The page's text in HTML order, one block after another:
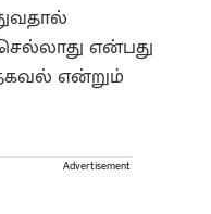
என்பது
என்றும்
Advertisement